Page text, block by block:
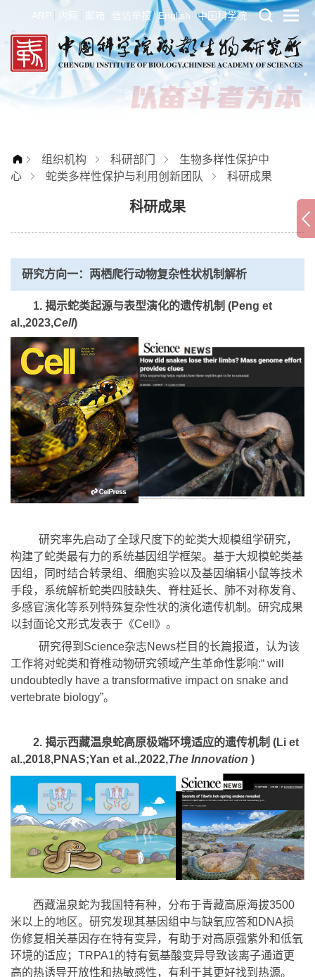
ARP 内网 邮箱 信访举报 English 中国科学院
组织机构 科研部门
生物多样性保护中
心
蛇类多样性保护与利用创新团队 科研成果
科研成果
研究方向一：两栖爬行动物复杂性状机制解析
1. 揭示蛇类起源与表型演化的遗传机制 (Peng et
al.,2023,Cell)
研究率先启动了全球尺度下的蛇类大规模组学研究，
构建了蛇类最有力的系统基因组学框架。基于大规模蛇类基
因组，同时结合转录组、细胞实验以及基因编辑小鼠等技术
手段，系统解析蛇类四肢缺失、脊柱延长、肺不对称发育、
多感官演化等系列特殊复杂性状的演化遗传机制。研究成果
以封面论文形式发表于《Cell》。
研究得到Science杂志News栏目的长篇报道，认为该
工作将对蛇类和脊椎动物研究领域产生革命性影响:“ will
undoubtedly have a transformative impact on snake and
vertebrate biology”。
2. 揭示西藏温泉蛇高原极端环境适应的遗传机制 (Li et
al.,2018,PNAS;Yan et al.,2022,The Innovation )
西藏温泉蛇为我国特有种，分布于青藏高原海拔3500
米以上的地区。研究发现其基因组中与缺氧应答和DNA损
伤修复相关基因存在特有变异，有助于对高原强紫外和低氧
环境的适应；TRPA1的特有氨基酸变异导致该离子通道更
高的热诱导开放性和热敏感性，有利于其更好找到热源。